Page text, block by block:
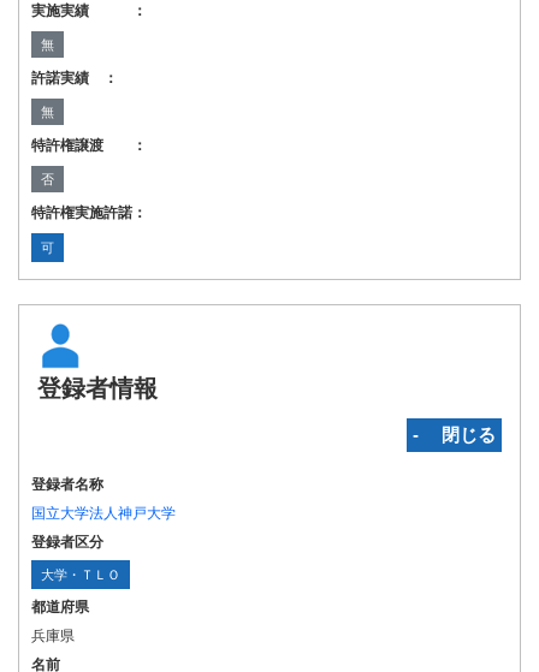
実施実績 ：
無
許諾実績 ：
無
特許権譲渡 ：
否
特許権実施許諾：
可
登録者情報
‐ 閉じる
登録者名称
国立大学法人神戸大学
登録者区分
大学・ＴＬＯ
都道府県
兵庫県
名前